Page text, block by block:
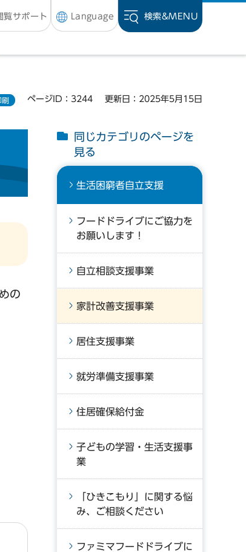
覧サポート Language 検索&MENU
刷 ページID：3244 更新日：2025年5月15日
の
同じカテゴリのページを
見る
生活困窮者自立支援
フードドライブにご協力を
お願いします！
自立相談支援事業
家計改善支援事業
居住支援事業
就労準備支援事業
住居確保給付金
子どもの学習・生活支援事
業
「ひきこもり」に関する悩
み、ご相談ください
ファミマフードドライブに